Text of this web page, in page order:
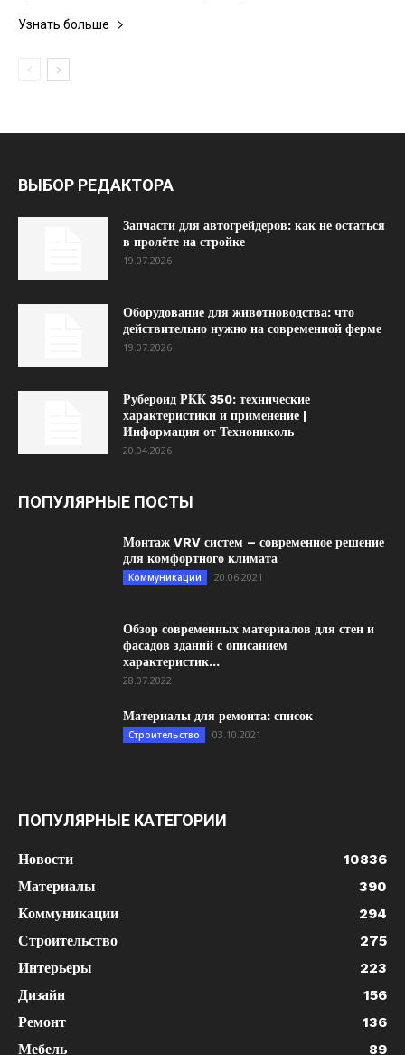
Узнать больше
ВЫБОР РЕДАКТОРА
Запчасти для автогрейдеров: как не остаться
в пролёте на стройке
19.07.2026
Оборудование для животноводства: что
действительно нужно на современной ферме
19.07.2026
Рубероид РКК 350: технические
характеристики и применение |
Информация от Технониколь
20.04.2026
ПОПУЛЯРНЫЕ ПОСТЫ
Монтаж VRV систем – современное решение
для комфортного климата
Коммуникации 20.06.2021
Обзор современных материалов для стен и
фасадов зданий с описанием
характеристик...
28.07.2022
Материалы для ремонта: список
Строительство 03.10.2021
ПОПУЛЯРНЫЕ КАТЕГОРИИ
Новости
10836
Материалы
390
Коммуникации
294
Строительство
275
Интерьеры
223
Дизайн
156
Ремонт
136
Мебель
89